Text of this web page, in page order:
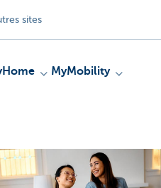
sites
MyMobility